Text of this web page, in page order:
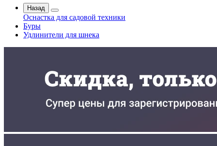
Назад
Оснастка для садовой техники
Буры
Удлинители для шнека